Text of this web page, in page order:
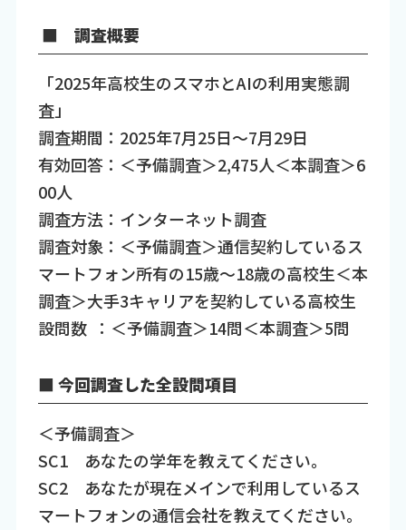
■ 調査概要
「2025年高校生のスマホとAIの利用実態調
査」
調査期間：2025年7月25日～7月29日
有効回答：＜予備調査＞2,475人＜本調査＞6
00人
調査方法：インターネット調査
調査対象：＜予備調査＞通信契約しているス
マートフォン所有の15歳～18歳の高校生＜本
調査＞大手3キャリアを契約している高校生
設問数 ：＜予備調査＞14問＜本調査＞5問
■ 今回調査した全設問項目
＜予備調査＞
SC1 あなたの学年を教えてください。
SC2 あなたが現在メインで利用しているス
マートフォンの通信会社を教えてください。